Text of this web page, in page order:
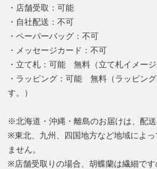
・店舗受取：可能
・自社配送：不可
・ペーパーバッグ：不可
・メッセージカード：不可
・立て札：可能 無料（立て札イメージ
・ラッピング：可能 無料（ラッピン
す。）
※北海道・沖縄・離島のお届けは、配送
※東北、九州、四国地方など地域によっ
ません。
※店舗受取りの場合、胡蝶蘭は繊細で